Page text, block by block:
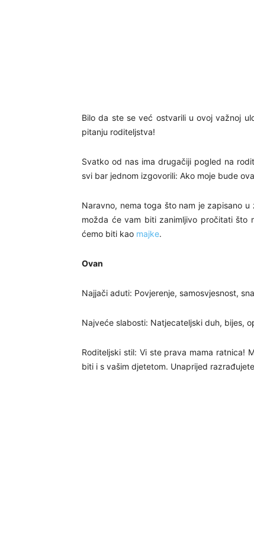
Bilo da ste se već ostvarili u ovoj važnoj
pitanju roditeljstva!
Svatko od nas ima drugačiji pogled na
svi bar jednom izgovorili: Ako moje bude
Naravno, nema toga što nam je zapisano
možda će vam biti zanimljivo pročitati što
ćemo biti kao majke.
Ovan
Najjači aduti: Povjerenje, samosvjesnost,
Najveće slabosti: Natjecateljski duh, bijes,
Roditeljski stil: Vi ste prava mama ratnica!
biti i s vašim djetetom. Unaprijed